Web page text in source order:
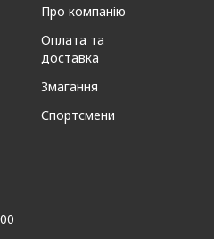
Про компанію
Оплата та
доставка
Змагання
Спортсмени